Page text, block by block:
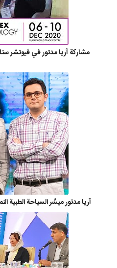
مشاركة آريا مدتور في فيوتشر ستارز
آريا مدتور ميسِّر السياحة الطبية